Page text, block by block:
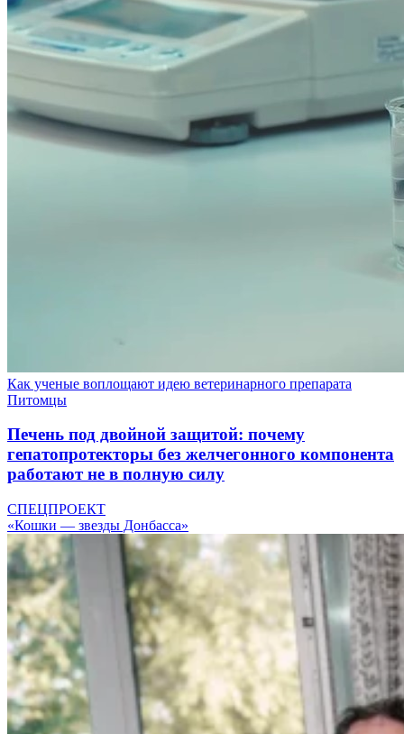
Как ученые воплощают идею ветеринарного препарата
Питомцы
Печень под двойной защитой: почему
гепатопротекторы без желчегонного компонента
работают не в полную силу
СПЕЦПРОЕКТ
«Кошки — звезды Донбасса»